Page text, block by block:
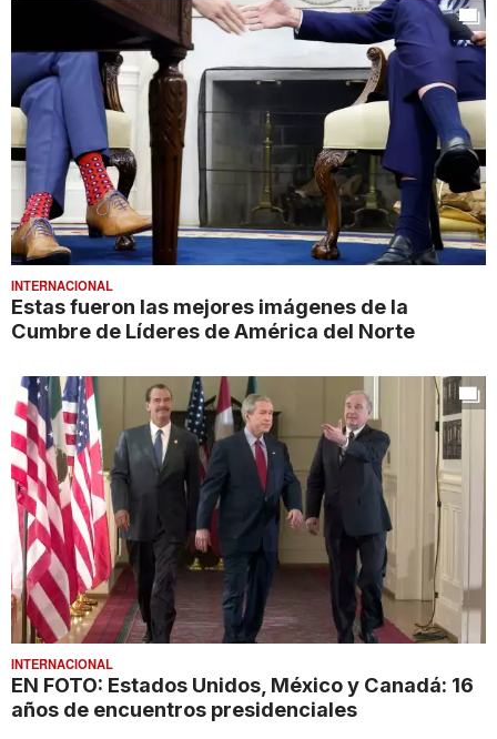
INTERNACIONAL
Estas fueron las mejores imágenes de la
Cumbre de Líderes de América del Norte
INTERNACIONAL
EN FOTO: Estados Unidos, México y Canadá: 16
años de encuentros presidenciales